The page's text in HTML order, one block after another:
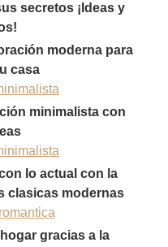
secretos ¡Ideas y
moderna para
casa
minimalista con
lo actual con la
clasicas modernas
gracias a la